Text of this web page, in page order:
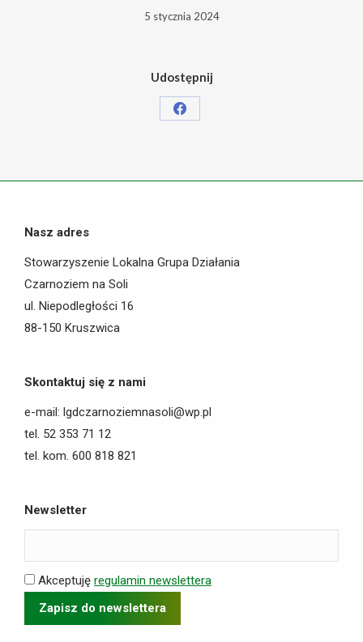
5 stycznia 2024
Udostępnij
Share
Nasz adres
Stowarzyszenie Lokalna Grupa Działania
Czarnoziem na Soli
ul. Niepodległości 16
88-150 Kruszwica
Skontaktuj się z nami
e-mail: lgdczarnoziemnasoli@wp.pl
tel. 52 353 71 12
tel. kom. 600 818 821
Newsletter
Akceptuję regulamin newslettera